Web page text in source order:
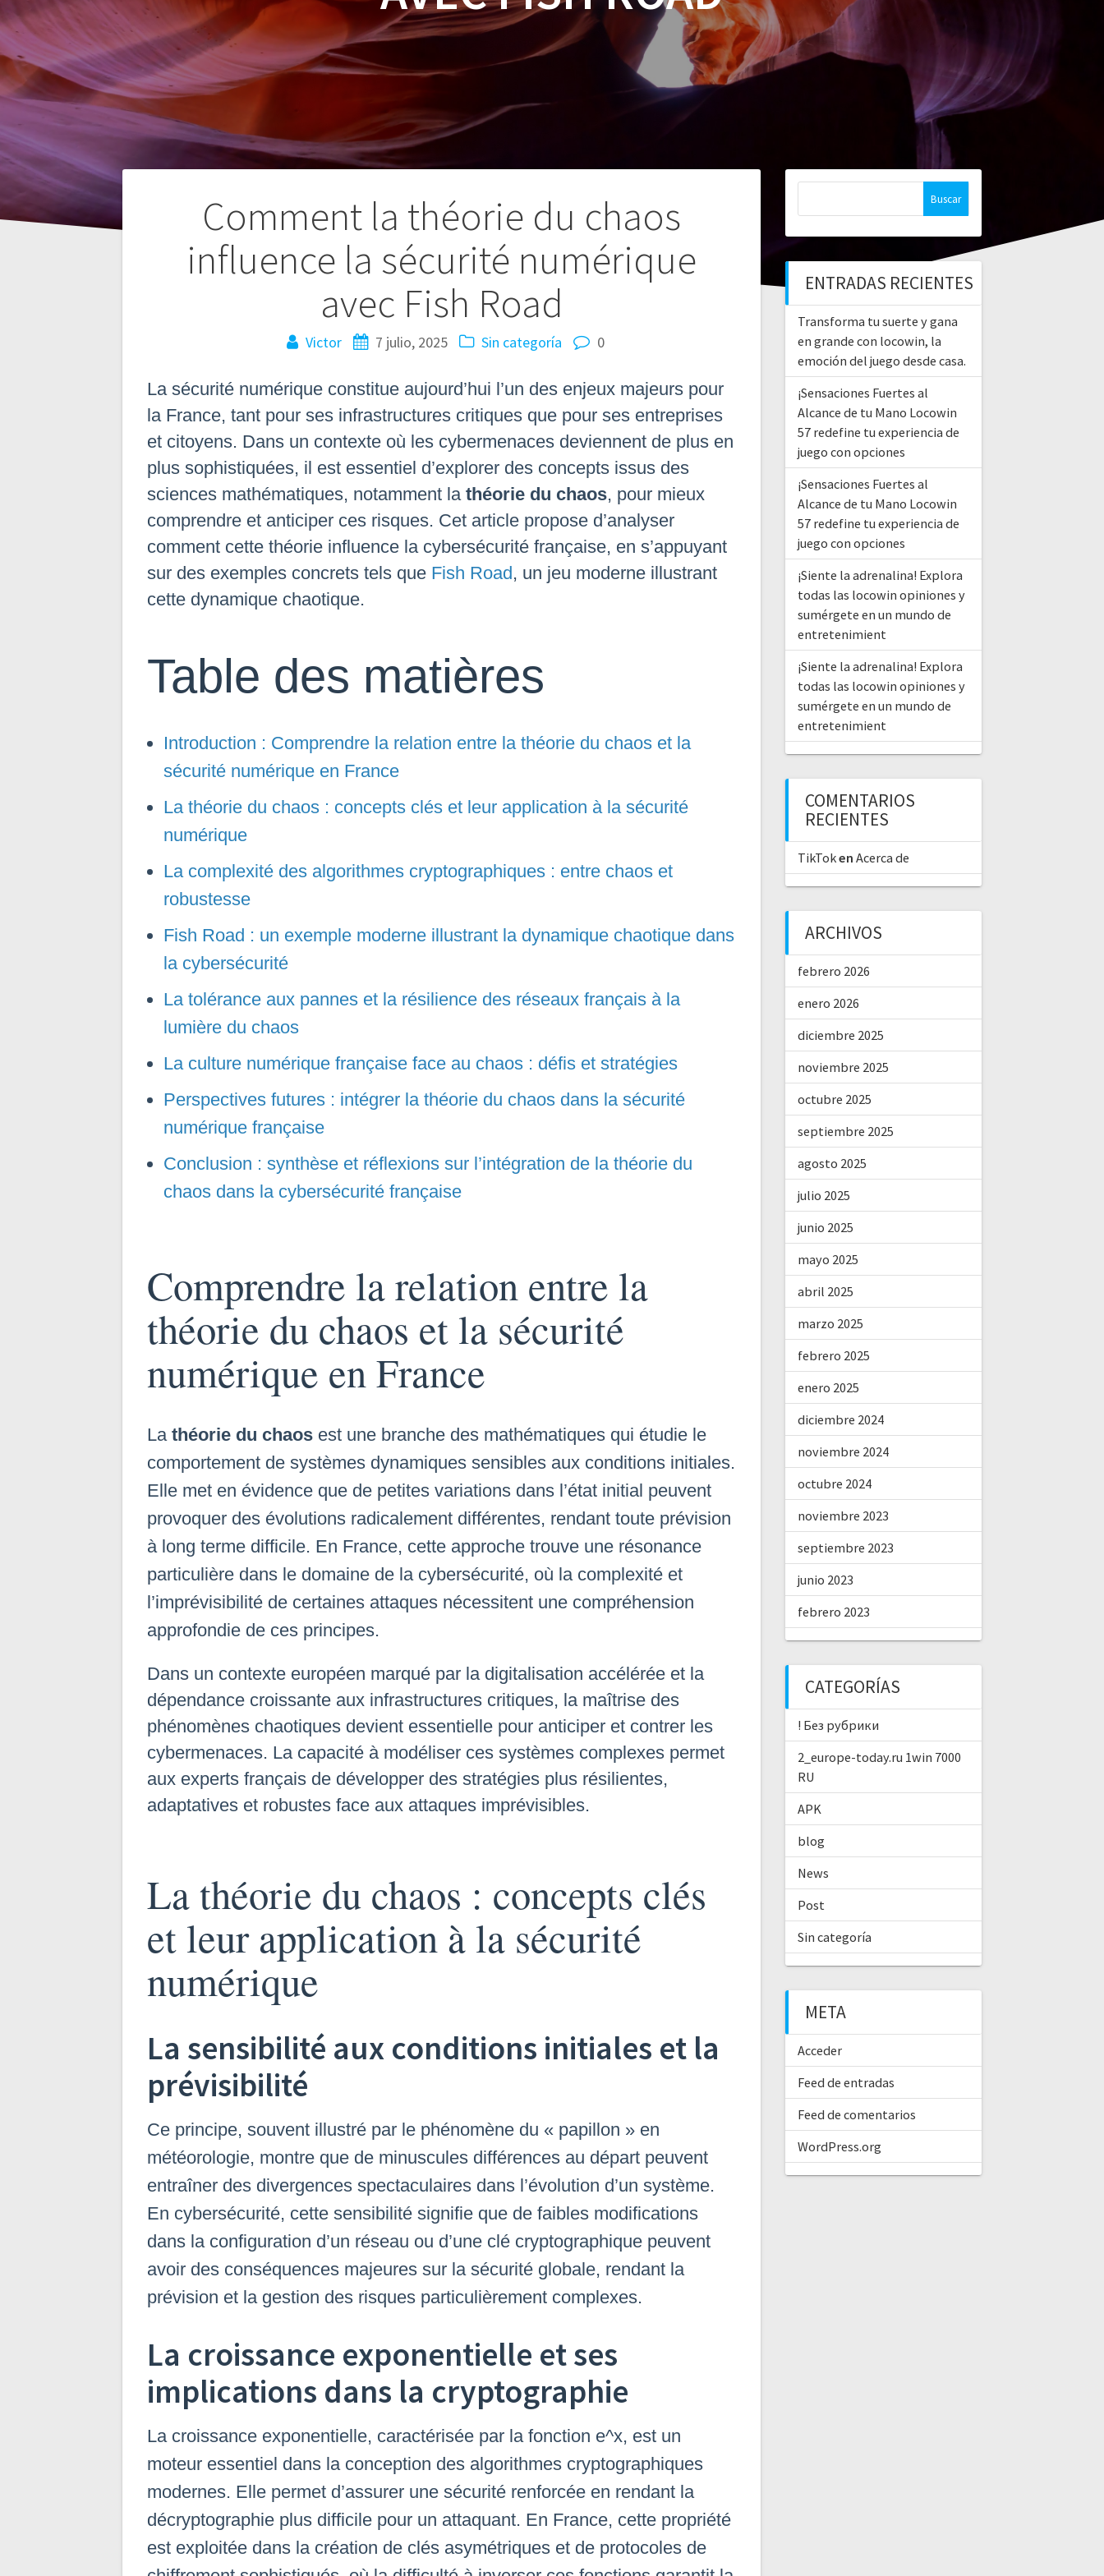
Comment la théorie du chaos
influence la sécurité numérique
avec Fish Road
Victor 7 julio, 2025 Sin categoría 0
La sécurité numérique constitue aujourd’hui l’un des enjeux majeurs pour
la France, tant pour ses infrastructures critiques que pour ses entreprises
et citoyens. Dans un contexte où les cybermenaces deviennent de plus en
plus sophistiquées, il est essentiel d’explorer des concepts issus des
sciences mathématiques, notamment lathéorie du chaos, pour mieux
comprendre et anticiper ces risques. Cet article propose d’analyser
comment cette théorie influence la cybersécurité française, en s’appuyant
sur des exemples concrets tels que Fish Road, un jeu moderne illustrant
cette dynamique chaotique.
Table des matières
Introduction : Comprendre la relation entre la théorie du chaos et la
sécurité numérique en France
La théorie du chaos : concepts clés et leur application à la sécurité
numérique
La complexité des algorithmes cryptographiques : entre chaos et
robustesse
Fish Road : un exemple moderne illustrant la dynamique chaotique dans
la cybersécurité
La tolérance aux pannes et la résilience des réseaux français à la
lumière du chaos
La culture numérique française face au chaos : défis et stratégies
Perspectives futures : intégrer la théorie du chaos dans la sécurité
numérique française
Conclusion : synthèse et réflexions sur l’intégration de la théorie du
chaos dans la cybersécurité française
Comprendre la relation entre la
théorie du chaos et la sécurité
numérique en France
Lathéorie du chaos est une branche des mathématiques qui étudie le
comportement de systèmes dynamiques sensibles aux conditions initiales.
Elle met en évidence que de petites variations dans l’état initial peuvent
provoquer des évolutions radicalement différentes, rendant toute prévision
à long terme difficile. En France, cette approche trouve une résonance
particulière dans le domaine de la cybersécurité, où la complexité et
l’imprévisibilité de certaines attaques nécessitent une compréhension
approfondie de ces principes.
Dans un contexte européen marqué par la digitalisation accélérée et la
dépendance croissante aux infrastructures critiques, la maîtrise des
phénomènes chaotiques devient essentielle pour anticiper et contrer les
cybermenaces. La capacité à modéliser ces systèmes complexes permet
aux experts français de développer des stratégies plus résilientes,
adaptatives et robustes face aux attaques imprévisibles.
La théorie du chaos : concepts clés
et leur application à la sécurité
numérique
La sensibilité aux conditions initiales et la
prévisibilité
Ce principe, souvent illustré par le phénomène du « papillon » en
météorologie, montre que de minuscules différences au départ peuvent
entraîner des divergences spectaculaires dans l’évolution d’un système.
En cybersécurité, cette sensibilité signifie que de faibles modifications
dans la configuration d’un réseau ou d’une clé cryptographique peuvent
avoir des conséquences majeures sur la sécurité globale, rendant la
prévision et la gestion des risques particulièrement complexes.
La croissance exponentielle et ses
implications dans la cryptographie
La croissance exponentielle, caractérisée par la fonction e^x, est un
moteur essentiel dans la conception des algorithmes cryptographiques
modernes. Elle permet d’assurer une sécurité renforcée en rendant la
décryptographie plus difficile pour un attaquant. En France, cette propriété
est exploitée dans la création de clés asymétriques et de protocoles de
Navegación
ENTRADAS RECIENTES
Transforma tu suerte y gana
en grande con locowin, la
emoción del juego desde casa.
¡Sensaciones Fuertes al
Alcance de tu Mano Locowin
57 redefine tu experiencia de
juego con opciones
¡Sensaciones Fuertes al
Alcance de tu Mano Locowin
57 redefine tu experiencia de
juego con opciones
¡Siente la adrenalina! Explora
todas las locowin opiniones y
sumérgete en un mundo de
entretenimient
¡Siente la adrenalina! Explora
todas las locowin opiniones y
sumérgete en un mundo de
entretenimient
COMENTARIOS
RECIENTES
TikToken Acerca de
ARCHIVOS
febrero 2026
enero 2026
diciembre 2025
noviembre 2025
octubre 2025
septiembre 2025
agosto 2025
julio 2025
junio 2025
mayo 2025
abril 2025
marzo 2025
febrero 2025
enero 2025
diciembre 2024
noviembre 2024
octubre 2024
noviembre 2023
septiembre 2023
junio 2023
febrero 2023
CATEGORÍAS
! Без рубрики
2_europe-today.ru 1win 7000
RU
APK
blog
News
Post
Sin categoría
META
Acceder
Feed de entradas
Feed de comentarios
WordPress.org